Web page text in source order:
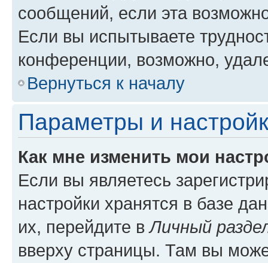
сообщений, если эта
Если вы испытываете
конференции, возможно,
Вернуться к началу
Параметры и
Как мне изменить мои
Если вы являетесь
настройки хранятся в базе
их, перейдите вЛичный
вверху страницы. Там вы